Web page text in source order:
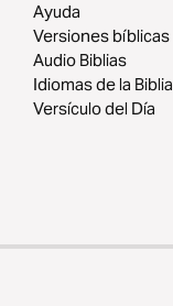
Ayuda
Versiones bíblicas
Audio Biblias
Idiomas de la Biblia
Versículo del Día